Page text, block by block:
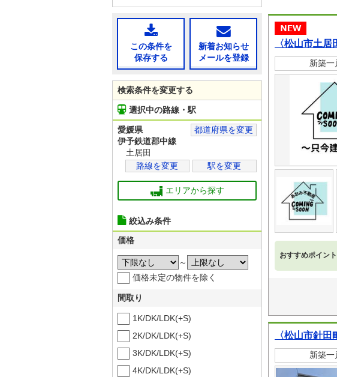
〈松山市土
新築一
おすすめポイント
〈松山市針
新築一
この条件を
保存する
新着お知らせ
メールを登録
検索条件を変更する
選択中の路線・駅
愛媛県
都道府県を変更
伊予鉄道郡中線
土居田
路線を変更
駅を変更
エリアから探す
絞込み条件
価格
～
価格未定の物件を除く
間取り
1K/DK/LDK(+S)
2K/DK/LDK(+S)
3K/DK/LDK(+S)
4K/DK/LDK(+S)